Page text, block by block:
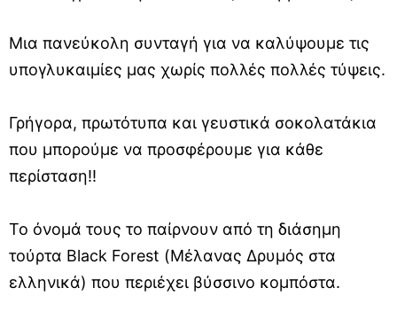
Μια πανεύκολη συνταγή για να καλύψουμε τις
υπογλυκαιμίες μας χωρίς πολλές πολλές τύψεις.
Γρήγορα, πρωτότυπα και γευστικά σοκολατάκια
που μπορούμε να προσφέρουμε για κάθε
περίσταση!!
Το όνομά τους το παίρνουν από τη διάσημη
τούρτα Black Forest (Μέλανας Δρυμός στα
ελληνικά) που περιέχει βύσσινο κομπόστα.